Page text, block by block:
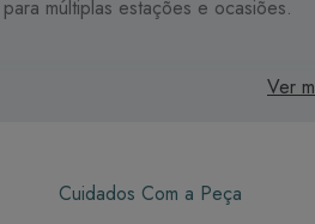
múltiplas estações e ocasiões.
do beachwear para looks urbanos,
Ver
Cuidados Com a Peça